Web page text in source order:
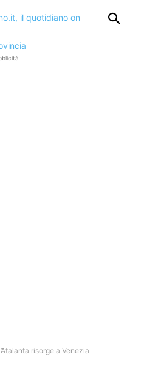
risorge a Venezia